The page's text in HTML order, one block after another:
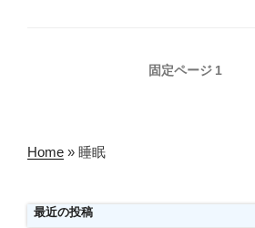
ペ
送
固定ページ 1
Home » 睡眠
最近の投稿